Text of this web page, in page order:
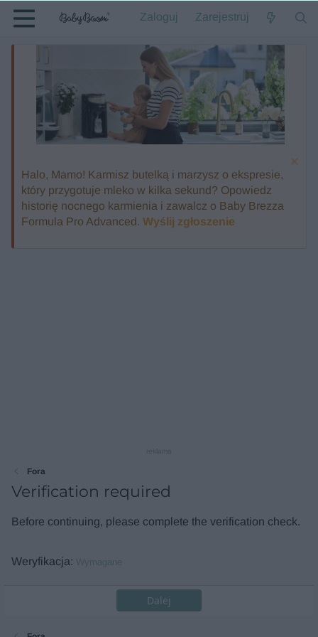
Zaloguj Zarejestruj
Halo, Mamo! Karmisz butelką i marzysz o ekspresie,
który przygotuje mleko w kilka sekund? Opowiedz
historię nocnego karmienia i zawalcz o Baby Brezza
Formula Pro Advanced. Wyślij zgłoszenie
Fora
Verification required
Before continuing, please complete the verification check.
Weryfikacja Wymagane
Dalej